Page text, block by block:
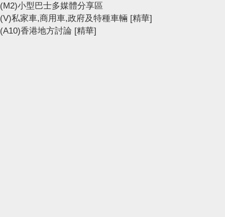
(M2)小型巴士多媒體分享區
(V)私家車,商用車,政府及特種車輛 [精華]
(A10)香港地方討論 [精華]